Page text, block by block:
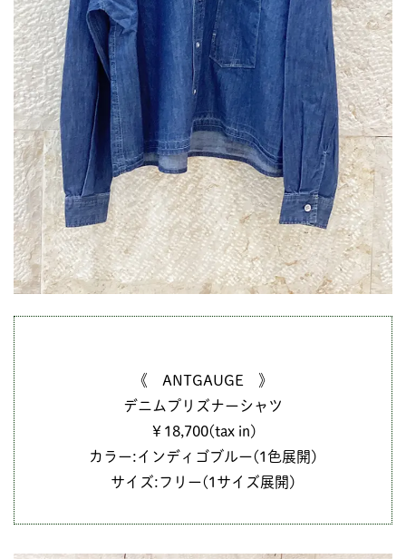
《 ANTGAUGE 》
デニムプリズナーシャツ
￥18,700(tax in)
カラー:インディゴブルー(1色展開)
サイズ:フリー(1サイズ展開)